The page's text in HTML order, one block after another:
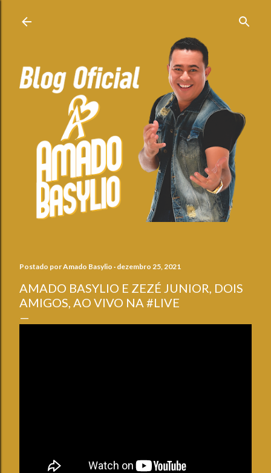
Postado porAmado Basylio dezembro 25, 2021
AMADO BASYLIO E ZEZÉ JUNIOR, DOIS
AMIGOS, AO VIVO NA #LIVE